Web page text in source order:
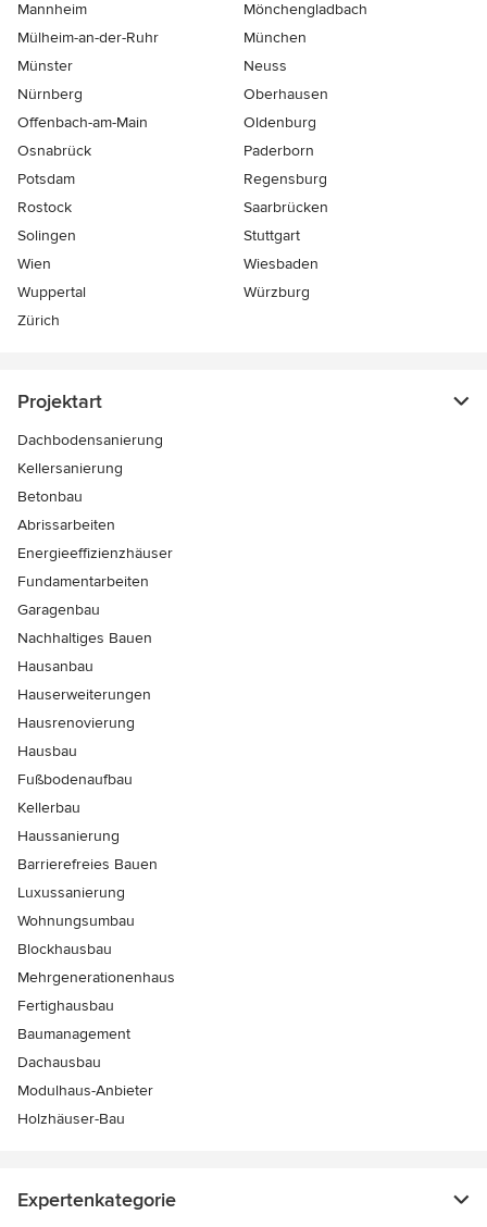
Mannheim
Mönchen­gladbach
Mülheim-an-der-Ruhr
München
Münster
Neuss
Nürnberg
Oberhausen
Offenbach-am-Main
Oldenburg
Osnabrück
Paderborn
Potsdam
Regensburg
Rostock
Saarbrücken
Solingen
Stuttgart
Wien
Wiesbaden
Wuppertal
Würzburg
Zürich
Projektart
Dachbodensanierung
Kellersanierung
Betonbau
Abrissarbeiten
Energieeffizienzhäuser
Fundamentarbeiten
Garagenbau
Nachhaltiges Bauen
Hausanbau
Hauserweiterungen
Hausrenovierung
Hausbau
Fußbodenaufbau
Kellerbau
Haussanierung
Barrierefreies Bauen
Luxussanierung
Wohnungsumbau
Blockhausbau
Mehrgenerationenhaus
Fertighausbau
Baumanagement
Dachausbau
Modulhaus-Anbieter
Holzhäuser-Bau
Expertenkategorie